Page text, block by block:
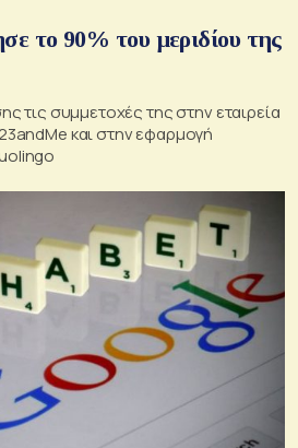
το 90% του μεριδίου της
τις συμμετοχές της στην εταιρεία
και στην εφαρμογή